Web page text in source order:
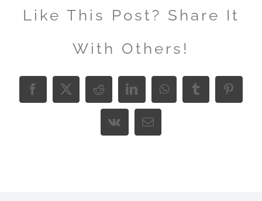
Like This Post? Share It
With Others!
Facebook
X RedditLinkedInWhatsAppTumblr
Vk Email